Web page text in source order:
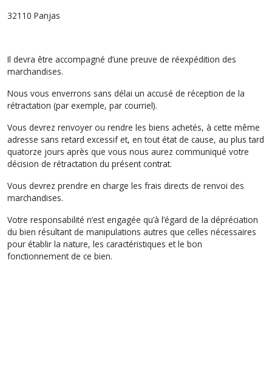
32110 Panjas
Il devra être accompagné d’une preuve de réexpédition des
marchandises.
Nous vous enverrons sans délai un accusé de réception de la
rétractation (par exemple, par courriel).
Vous devrez renvoyer ou rendre les biens achetés, à cette même
adresse sans retard excessif et, en tout état de cause, au plus tard
quatorze jours après que vous nous aurez communiqué votre
décision de rétractation du présent contrat.
Vous devrez prendre en charge les frais directs de renvoi des
marchandises.
Votre responsabilité n’est engagée qu’à l’égard de la dépréciation
du bien résultant de manipulations autres que celles nécessaires
pour établir la nature, les caractéristiques et le bon
fonctionnement de ce bien.